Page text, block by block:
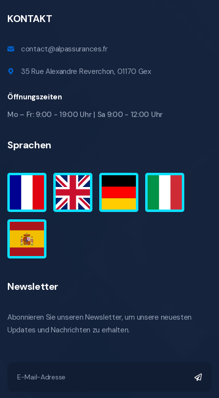
KONTAKT
contact@alpassurances.fr
35 Rue Alexandre Reverchon, 01170 Gex
Öffnungszeiten
Mo – Fr: 9:00 - 19:00 Uhr | Sa 9:00 - 12:00 Uhr
Sprachen
Newsletter
Abonnieren Sie unseren Newsletter, um unsere neuesten
Updates und Nachrichten zu erhalten.